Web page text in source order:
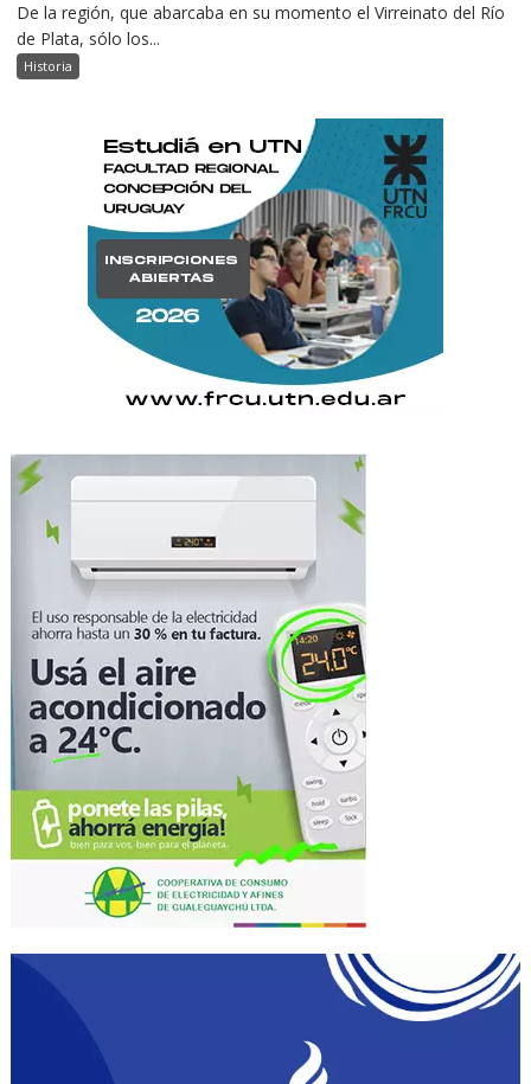
De la región, que abarcaba en su momento el Virreinato del Río
de Plata, sólo los...
Historia